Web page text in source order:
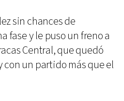
sin chances de
fase y le puso un freno a
Central, que quedó
un partido más que el